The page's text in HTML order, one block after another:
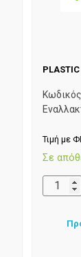
PLASTIC
Τιμή με
Σε